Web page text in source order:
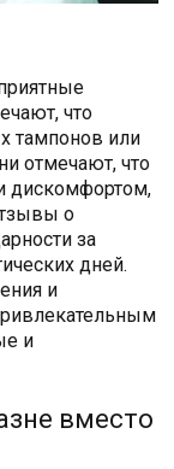
что
тампонов или
отмечают, что
дискомфортом,
о
за
дней.
и
и
вместо